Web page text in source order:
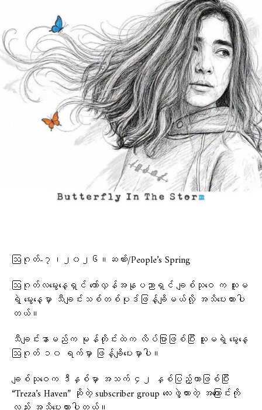
ဩဂုတ်-၇၊၂၀၂၆။ဆဏ်း/People’s Spring
ဩဂုတ်လမွေးနေ့ရှင် တော်လှန်အနုပညာရှင် ချစ်သုဝေ က သူမ
ရဲ့ မွေးနေ့မှာ သီချင်းသစ်တစ်ပုဒ်ဖြန့်ချိမယ်လို့ အသိပေးထားပါ
တယ်။
သီချင်းနာမည်က မုန်တိုင်းထဲက လိပ်ပြာဖြစ်ပြီး သူမရဲ့ မွေးနေ့
ဩဂုတ် ၁၀ ရက်မှာ ဖြန့်ချိပေးမှာပါ။
ချစ်သုဝေက ဒီနှစ်မှာ အသက် ၄၂ နှစ်ပြည့်တာဖြစ်ပြီး
“Treza’s Haven” ဆိုတဲ့ subscriber group လေးဖွဲ့ထားတဲ့ အကြောင်းကို